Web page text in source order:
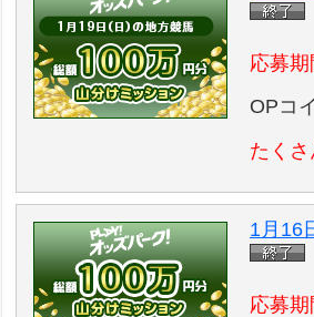
応募期
OPコ
たく
1月16
応募期